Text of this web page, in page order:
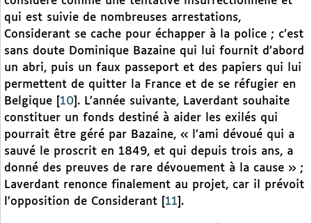
qui est suivie de nombreuses arrestations,
Considerant se cache pour échapper à la police ; c’est
sans doute Dominique Bazaine qui lui fournit d’abord
un abri, puis un faux passeport et des papiers qui lui
permettent de quitter la France et de se réfugier en
Belgique
10 . L’année suivante, Laverdant souhaite
constituer un fonds destiné à aider les exilés qui
pourrait être géré par Bazaine, « l’ami dévoué qui a
sauvé le proscrit en 1849, et qui depuis trois ans, a
donné des preuves de rare dévouement à la cause » ;
Laverdant renonce finalement au projet, car il prévoit
l’opposition de Considerant
11 .